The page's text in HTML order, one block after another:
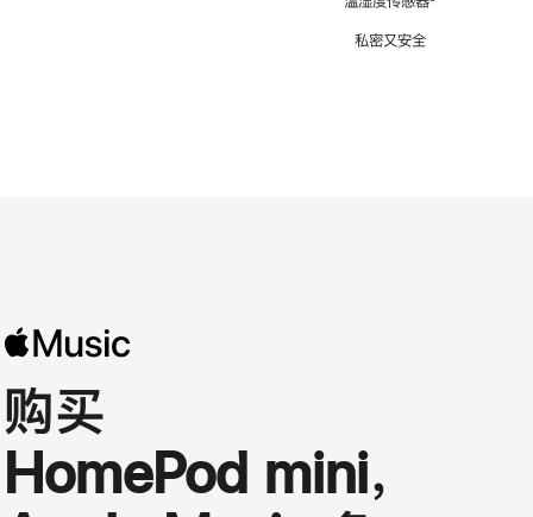
私密又安全
购买
HomePod mini，